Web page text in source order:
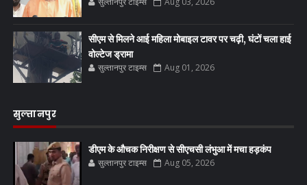
सीएम से मिलने आई महिला मोबाइल टावर पर चढ़ी, घंटों चला हाई
वोल्टेज ड्रामा
सुल्तानपुर टाइम्स Aug 01, 2026
सुल्तानपुर
डीएम के औचक निरीक्षण से सीएचसी लंभुआ में मचा हड़कंप
सुल्तानपुर टाइम्स Aug 05, 2026